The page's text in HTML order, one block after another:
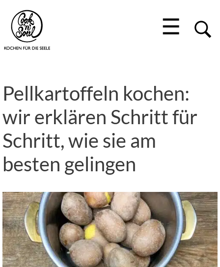
☰
Pellkartoffeln kochen:
wir erklären Schritt für
Schritt, wie sie am
besten gelingen